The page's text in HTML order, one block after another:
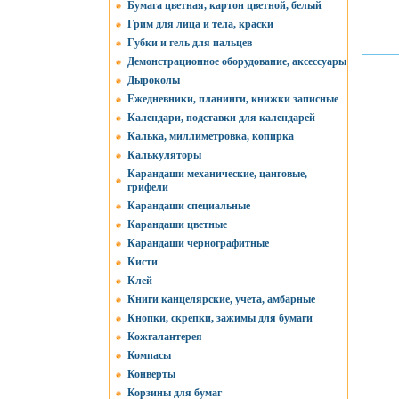
Бумага цветная, картон цветной, белый
Грим для лица и тела, краски
Губки и гель для пальцев
Демонстрационное оборудование, аксессуары
Дыроколы
Ежедневники, планинги, книжки записные
Календари, подставки для календарей
Калька, миллиметровка, копирка
Калькуляторы
Карандаши механические, цанговые,
грифели
Карандаши специальные
Карандаши цветные
Карандаши чернографитные
Кисти
Клей
Книги канцелярские, учета, амбарные
Кнопки, скрепки, зажимы для бумаги
Кожгалантерея
Компасы
Конверты
Корзины для бумаг